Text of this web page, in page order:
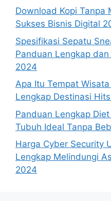
Download Kopi Tanpa
Sukses Bisnis Digital
Spesifikasi Sepatu
Panduan Lengkap
2024
Apa Itu Tempat
Lengkap Destinasi
Panduan Lengkap
Tubuh Ideal Tanpa
Harga Cyber Security
Lengkap Melindungi
2024